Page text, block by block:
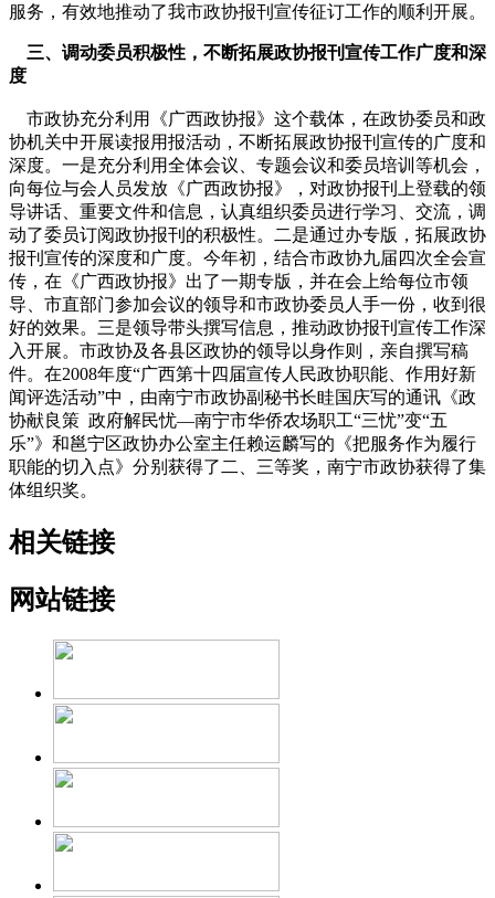
服务，有效地推动了我市政协报刊宣传征订工作的顺利开展。
三、调动委员积极性，不断拓展政协报刊宣传工作广度和深
度
市政协充分利用《广西政协报》这个载体，在政协委员和政
协机关中开展读报用报活动，不断拓展政协报刊宣传的广度和
深度。一是充分利用全体会议、专题会议和委员培训等机会，
向每位与会人员发放《广西政协报》，对政协报刊上登载的领
导讲话、重要文件和信息，认真组织委员进行学习、交流，调
动了委员订阅政协报刊的积极性。二是通过办专版，拓展政协
报刊宣传的深度和广度。今年初，结合市政协九届四次全会宣
传，在《广西政协报》出了一期专版，并在会上给每位市领
导、市直部门参加会议的领导和市政协委员人手一份，收到很
好的效果。三是领导带头撰写信息，推动政协报刊宣传工作深
入开展。市政协及各县区政协的领导以身作则，亲自撰写稿
件。在2008年度“广西第十四届宣传人民政协职能、作用好新
闻评选活动”中，由南宁市政协副秘书长眭国庆写的通讯《政
协献良策 政府解民忧—南宁市华侨农场职工“三忧”变“五
乐”》和邕宁区政协办公室主任赖运麟写的《把服务作为履行
职能的切入点》分别获得了二、三等奖，南宁市政协获得了集
体组织奖。
相关链接
网站链接